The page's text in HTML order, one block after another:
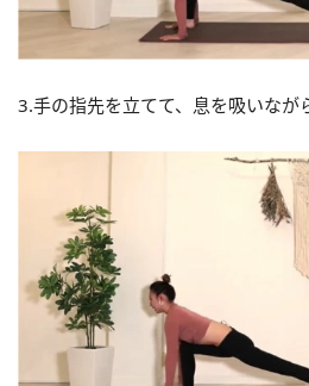
3.手の指先を立てて、息を吸いなが